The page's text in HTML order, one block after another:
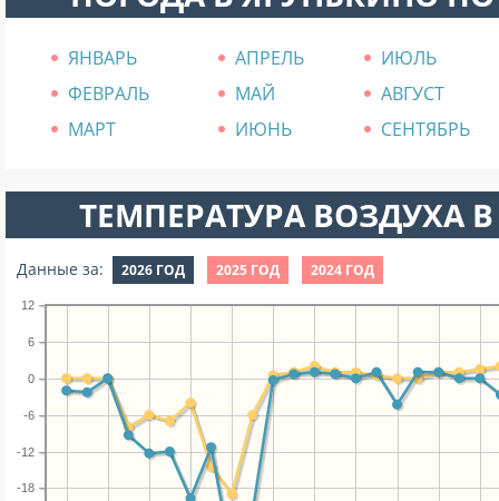
ЯНВАРЬ АПРЕЛЬ
ИЮЛЬ
ФЕВРАЛЬ
МАЙ
АВГУСТ
МАРТ
ИЮНЬ СЕНТЯБРЬ
ТЕМПЕРАТУРА ВОЗДУХА В
Данные за: 2026 ГОД 2025 ГОД 2024 ГОД
-18
-12
-6
0
6
12